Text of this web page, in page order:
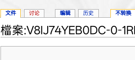
檔案:V8IJ74YEB0DC-0-
文件 讨论 编辑 历史 不转换